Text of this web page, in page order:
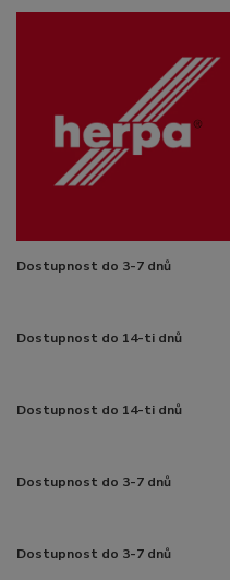
Dostupnost do 3-7 dnů
Dostupnost do 14-ti dnů
Dostupnost do 14-ti dnů
Dostupnost do 3-7 dnů
Dostupnost do 3-7 dnů